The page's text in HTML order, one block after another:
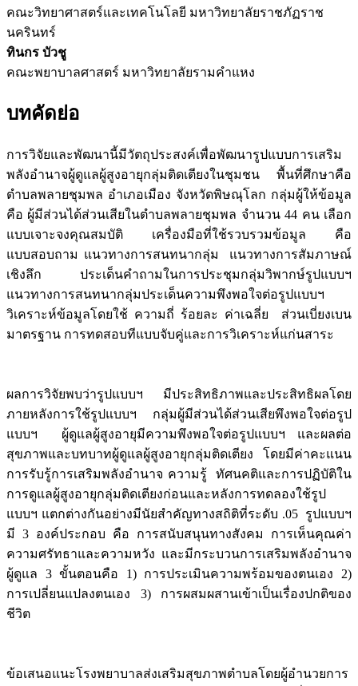
คณะวิทยาศาสตร์และเทคโนโลยี มหาวิทยาลัยราชภัฏราช
นครินทร์
ทินกร บัวชู
คณะพยาบาลศาสตร์ มหาวิทยาลัยรามคำแหง
บทคัดย่อ
การวิจัยและพัฒนานี้มีวัตถุประสงค์เพื่อพัฒนารูปแบบการเสริม
พลังอำนาจผู้ดูแลผู้สูงอายุกลุ่มติดเตียงในชุมชน พื้นที่ศึกษาคือ
ตำบลพลายชุมพล อำเภอเมือง จังหวัดพิษณุโลก กลุ่มผู้ให้ข้อมูล
คือ ผู้มีส่วนได้ส่วนเสียในตำบลพลายชุมพล จำนวน 44 คน เลือก
แบบเจาะจงคุณสมบัติ เครื่องมือที่ใช้รวบรวมข้อมูล คือ
แบบสอบถาม แนวทางการสนทนากลุ่ม แนวทางการสัมภาษณ์
เชิงลึก ประเด็นคำถามในการประชุมกลุ่มวิพากษ์รูปแบบฯ
แนวทางการสนทนากลุ่มประเด็นความพึงพอใจต่อรูปแบบฯ
วิเคราะห์ข้อมูลโดยใช้ ความถี่ ร้อยละ ค่าเฉลี่ย ส่วนเบี่ยงเบน
มาตรฐาน การทดสอบทีแบบจับคู่และการวิเคราะห์แก่นสาระ
ผลการวิจัยพบว่ารูปแบบฯ มีประสิทธิภาพและประสิทธิผลโดย
ภายหลังการใช้รูปแบบฯ กลุ่มผู้มีส่วนได้ส่วนเสียพึงพอใจต่อรูป
แบบฯ ผู้ดูแลผู้สูงอายุมีความพึงพอใจต่อรูปแบบฯ และผลต่อ
สุขภาพและบทบาทผู้ดูแลผู้สูงอายุกลุ่มติดเตียง โดยมีค่าคะแนน
การรับรู้การเสริมพลังอำนาจ ความรู้ ทัศนคติและการปฏิบัติใน
การดูแลผู้สูงอายุกลุ่มติดเตียงก่อนและหลังการทดลองใช้รูป
แบบฯ แตกต่างกันอย่างมีนัยสำคัญทางสถิติที่ระดับ .05 รูปแบบฯ
มี 3 องค์ประกอบ คือ การสนับสนุนทางสังคม การเห็นคุณค่า
ความศรัทธาและความหวัง และมีกระบวนการเสริมพลังอำนาจ
ผู้ดูแล 3 ขั้นตอนคือ 1) การประเมินความพร้อมของตนเอง 2)
การเปลี่ยนแปลงตนเอง 3) การผสมผสานเข้าเป็นเรื่องปกติของ
ชีวิต
ข้อเสนอแนะโรงพยาบาลส่งเสริมสุขภาพตำบลโดยผู้อำนวยการ